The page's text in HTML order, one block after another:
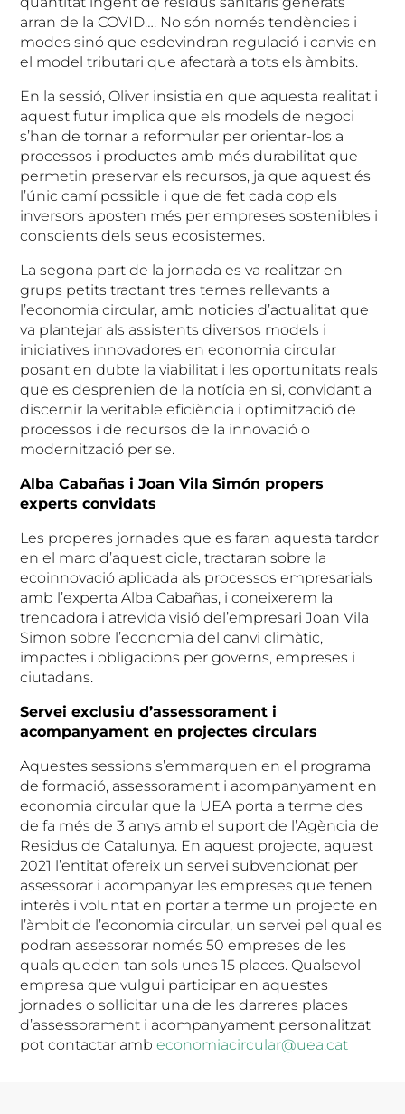
arran de la COVID…. No són només tendències i
modes sinó que esdevindran regulació i canvis en
el model tributari que afectarà a tots els àmbits.
En la sessió, Oliver insistia en que aquesta realitat i
aquest futur implica que els models de negoci
s’han de tornar a reformular per orientar-los a
processos i productes amb més durabilitat que
permetin preservar els recursos, ja que aquest és
l’únic camí possible i que de fet cada cop els
inversors aposten més per empreses sostenibles i
conscients dels seus ecosistemes.
La segona part de la jornada es va realitzar en
grups petits tractant tres temes rellevants a
l’economia circular, amb noticies d’actualitat que
va plantejar als assistents diversos models i
iniciatives innovadores en economia circular
posant en dubte la viabilitat i les oportunitats reals
que es desprenien de la notícia en si, convidant a
discernir la veritable eficiència i optimització de
processos i de recursos de la innovació o
modernització per se.
Alba Cabañas i Joan Vila Simón propers
experts convidats
Les properes jornades que es faran aquesta tardor
en el marc d’aquest cicle, tractaran sobre la
ecoinnovació aplicada als processos empresarials
amb l’experta Alba Cabañas, i coneixerem la
trencadora i atrevida visió del’empresari Joan Vila
Simon sobre l’economia del canvi climàtic,
impactes i obligacions per governs, empreses i
ciutadans.
Servei exclusiu d’assessorament i
acompanyament en projectes circulars
Aquestes sessions s’emmarquen en el programa
de formació, assessorament i acompanyament en
economia circular que la UEA porta a terme des
de fa més de 3 anys amb el suport de l’Agència de
Residus de Catalunya. En aquest projecte, aquest
2021 l’entitat ofereix un servei subvencionat per
assessorar i acompanyar les empreses que tenen
interès i voluntat en portar a terme un projecte en
l’àmbit de l’economia circular, un servei pel qual es
podran assessorar només 50 empreses de les
quals queden tan sols unes 15 places. Qualsevol
empresa que vulgui participar en aquestes
jornades o sol·licitar una de les darreres places
d’assessorament i acompanyament personalitzat
pot contactar ambeconomiacircular@uea.cat